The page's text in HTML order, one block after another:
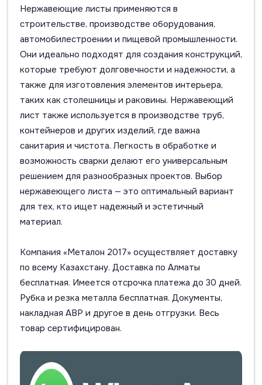
Нержавеющие листы применяются в
строительстве, производстве оборудования,
автомобилестроении и пищевой промышленности.
Они идеально подходят для создания конструкций,
которые требуют долговечности и надежности, а
также для изготовления элементов интерьера,
таких как столешницы и раковины. Нержавеющий
лист также используется в производстве труб,
контейнеров и других изделий, где важна
санитария и чистота. Легкость в обработке и
возможность сварки делают его универсальным
решением для разнообразных проектов. Выбор
нержавеющего листа — это оптимальный вариант
для тех, кто ищет надежный и эстетичный
материал.
Компания «Металон 2017» осуществляет доставку
по всему Казахстану. Доставка по Алматы
бесплатная. Имеется отсрочка платежа до 30 дней.
Рубка и резка металла бесплатная. Документы,
накладная АВР и другое в день отгрузки. Весь
товар сертифицирован.